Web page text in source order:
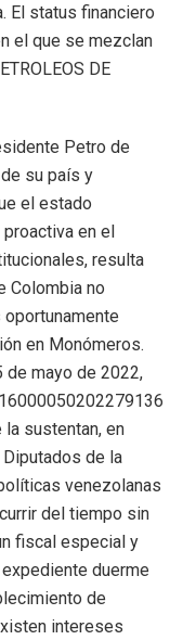
El status financiero
el que se mezclan
DE
Petro de
su país y
el estado
en el
resulta
Colombia no
en Monómeros.
de mayo de 2022,
sustentan, en
de la
venezolanas
del tiempo sin
fiscal especial y
duerme
de
intereses